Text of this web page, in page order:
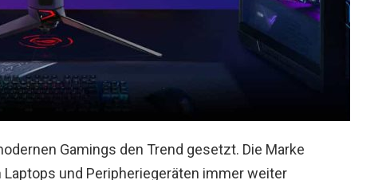
Gamings den Trend gesetzt. Die Marke
und Peripheriegeräten immer weiter